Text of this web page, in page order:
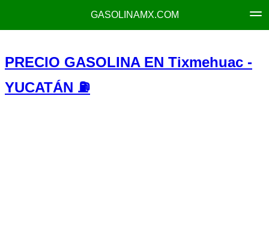
GASOLINAMX.COM
PRECIO GASOLINA EN Tixmehuac -
YUCATÁN ⛽